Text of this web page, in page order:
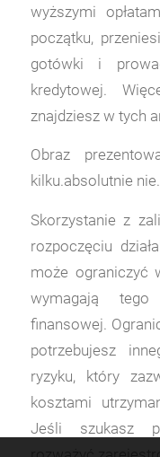
wyższymi
początku,
gotówki i
kredytowej.
znajdziesz w tych
Obraz
kilku.absolutnie nie.
Skorzystanie z
rozpoczęciu
może ograniczyć
wymagają
finansowej.
potrzebujesz
ryzyku, który
kosztami
Jeśli szukasz